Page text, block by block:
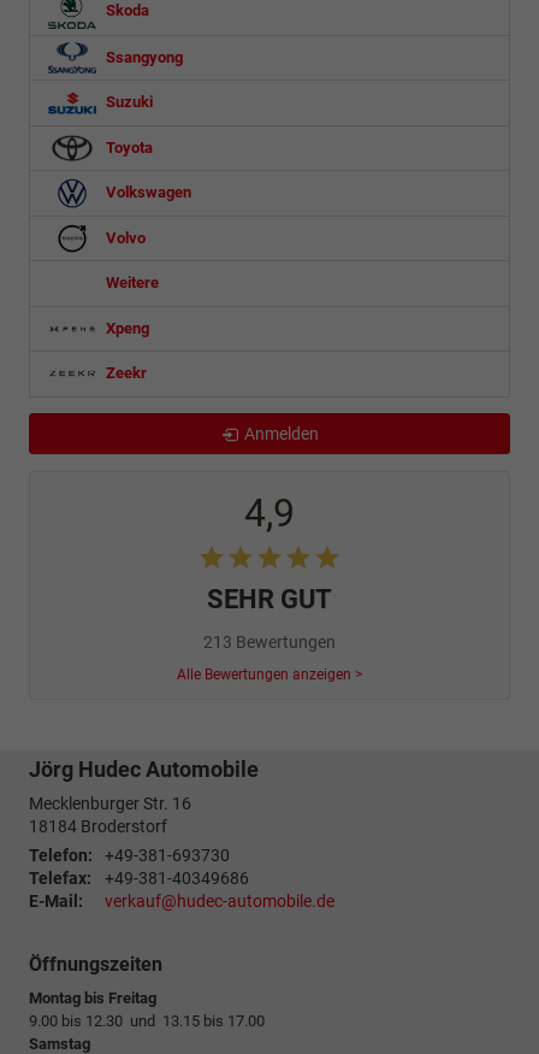
Skoda
Ssangyong
Suzuki
Toyota
Volkswagen
Volvo
Weitere
Xpeng
Zeekr
Anmelden
4,9
SEHR GUT
213 Bewertungen
Alle Bewertungen anzeigen >
Jörg Hudec Automobile
Mecklenburger Str. 16
18184 Broderstorf
Telefon:
+49-381-693730
Telefax:
+49-381-40349686
E-Mail:
verkauf@hudec-automobile.de
Öffnungszeiten
Montag bis Freitag
9.00 bis 12.30 und 13.15 bis 17.00
Samstag